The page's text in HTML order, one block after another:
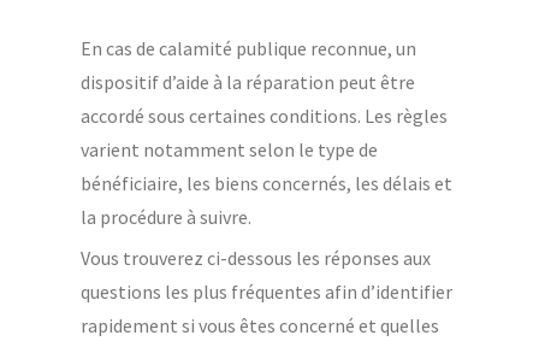
En cas de calamité publique reconnue, un
dispositif d’aide à la réparation peut être
accordé sous certaines conditions. Les règles
varient notamment selon le type de
bénéficiaire, les biens concernés, les délais et
la procédure à suivre.
Vous trouverez ci-dessous les réponses aux
questions les plus fréquentes afin d’identifier
rapidement si vous êtes concerné et quelles